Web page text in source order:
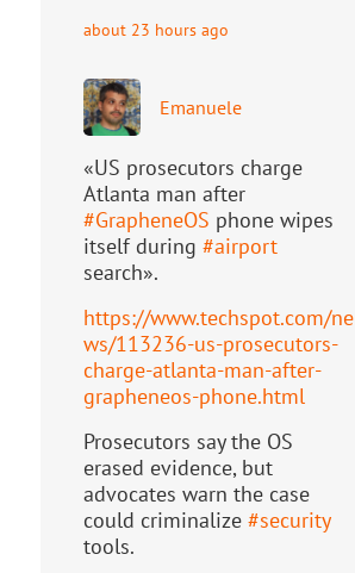
about 23 hours ago
Emanuele
«US prosecutors charge
Atlanta man after
#GrapheneOS phone wipes
itself during #airport
search».
https://www.techspot.com/ne
ws/113236-us-prosecutors-
charge-atlanta-man-after-
grapheneos-phone.html
Prosecutors say the OS
erased evidence, but
advocates warn the case
could criminalize #security
tools.